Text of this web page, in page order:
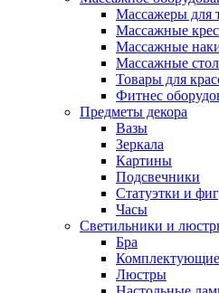
Массажеры для
Массажные
Массажные
Массажные
Товары для
Фитнес
Предметы декора
Вазы
Зеркала
Картины
Подсвечники
Статуэтки и
Часы
Светильники и
Бра
Люстры